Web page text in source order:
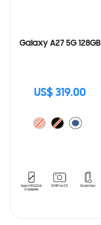
Galaxy A27 5G 128GB
US$ 319.00